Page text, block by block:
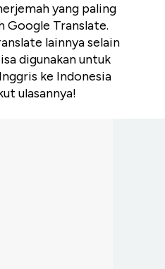
yang paling
Google Translate.
lainnya selain
digunakan untuk
ke Indonesia
ulasannya!